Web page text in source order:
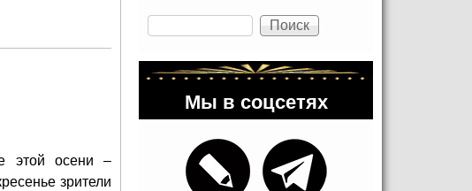
этой осени –
зрители
Поиск
Мы в соцсетях